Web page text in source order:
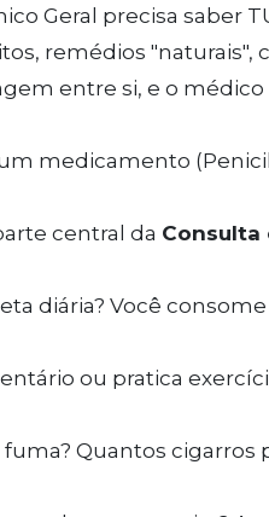
Geral precisa saber
remédios "naturais",
entre si, e o
medicamento
central da Consulta
diária? Você
ou pratica
fuma? Quantos cigarros